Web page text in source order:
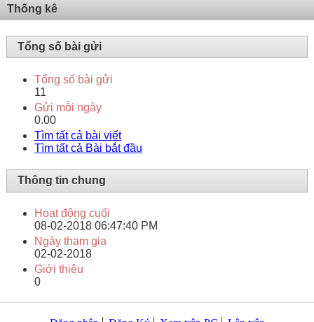
Thống kê
Tổng số bài gửi
Tổng số bài gửi
11
Gửi mỗi ngày
0.00
Tìm tất cả bài viết
Tìm tất cả Bài bắt đầu
Thông tin chung
Hoạt động cuối
08-02-2018 06:47:40 PM
Ngày tham gia
02-02-2018
Giới thiệu
0